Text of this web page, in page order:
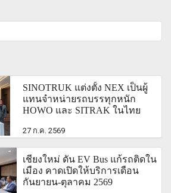
SINOTRUK แต่งตั้ง NEX เป็นผู้
แทนจำหน่ายรถบรรทุกหนัก
HOWO และ SITRAK ในไทย
27 ก.ค. 2569
เชียงใหม่ ดัน EV Bus แก้รถติดใน
เมือง คาดเปิดให้บริการเดือน
กันยายน-ตุุลาคม 2569